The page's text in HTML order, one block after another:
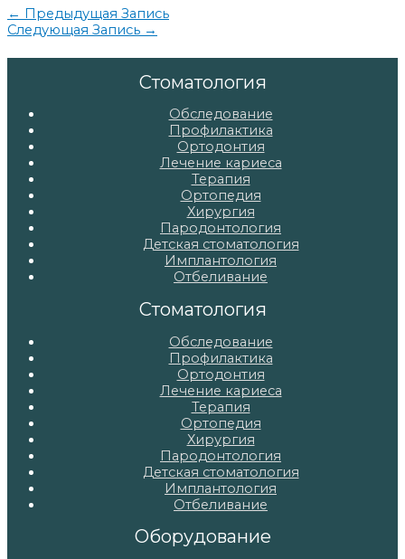
Навигация
по
← Предыдущая Запись
Следующая Запись →
Стоматология
Обследование
Профилактика
Ортодонтия
Лечение кариеса
Терапия
Ортопедия
Хирургия
Пародонтология
Детская стоматология
Имплантология
Отбеливание
Стоматология
Обследование
Профилактика
Ортодонтия
Лечение кариеса
Терапия
Ортопедия
Хирургия
Пародонтология
Детская стоматология
Имплантология
Отбеливание
Оборудование